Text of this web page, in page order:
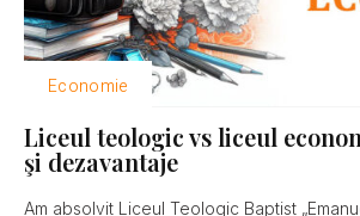
Economie
Liceul teologic vs liceul
şi dezavantaje
Am absolvit Liceul Teologic Baptist